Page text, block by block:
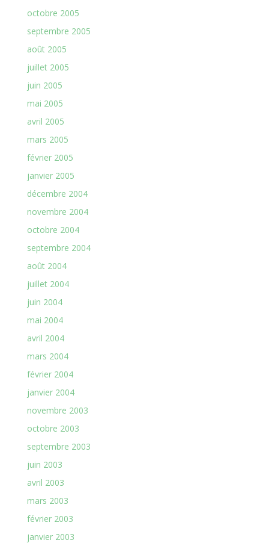
octobre 2005
septembre 2005
août 2005
juillet 2005
juin 2005
mai 2005
avril 2005
mars 2005
février 2005
janvier 2005
décembre 2004
novembre 2004
octobre 2004
septembre 2004
août 2004
juillet 2004
juin 2004
mai 2004
avril 2004
mars 2004
février 2004
janvier 2004
novembre 2003
octobre 2003
septembre 2003
juin 2003
avril 2003
mars 2003
février 2003
janvier 2003